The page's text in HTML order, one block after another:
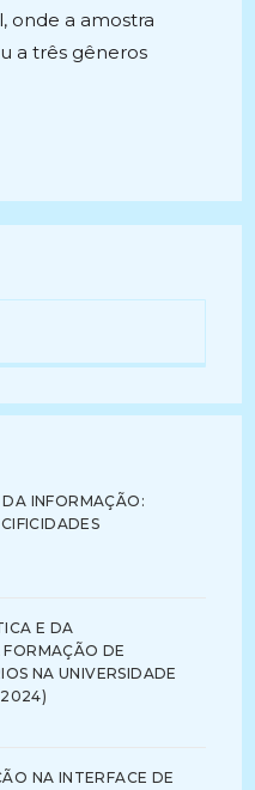
onde a amostra
a três gêneros
INFORMAÇÃO:
E DA
DE
NA UNIVERSIDADE
NA INTERFACE DE